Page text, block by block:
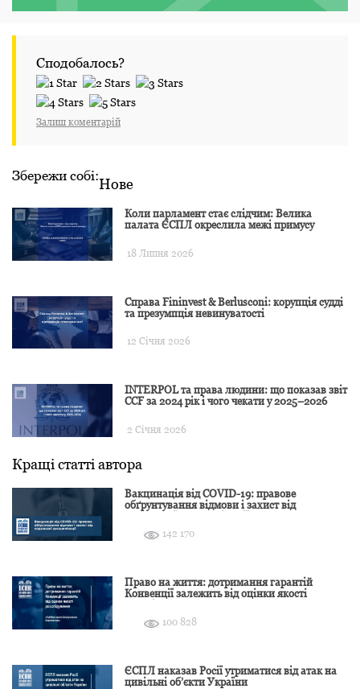
Сподобалось?
Залиш коментарій
Збережи собі:Нове
Коли парламент стає слідчим: Велика
палата ЄСПЛ окреслила межі примусу
18 Липня 2026
Справа Fininvest & Berlusconi: корупція судді
та презумпція невинуватості
12 Січня 2026
INTERPOL та права людини: що показав звіт
CCF за 2024 рік і чого чекати у 2025–2026
2 Січня 2026
Кращі статті автора
Вакцинація від COVID-19: правове
обґрунтування відмови і захист від
142 170
Право на життя: дотримання гарантій
Конвенції залежить від оцінки якості
100 828
ЄСПЛ наказав Росії утриматися від атак на
цивільні об’єкти України